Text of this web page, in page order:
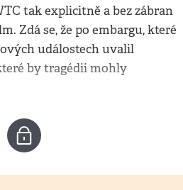
tak explicitně a bez zábran
Zdá se, že po embargu, které
událostech uvalil
by tragédii mohly